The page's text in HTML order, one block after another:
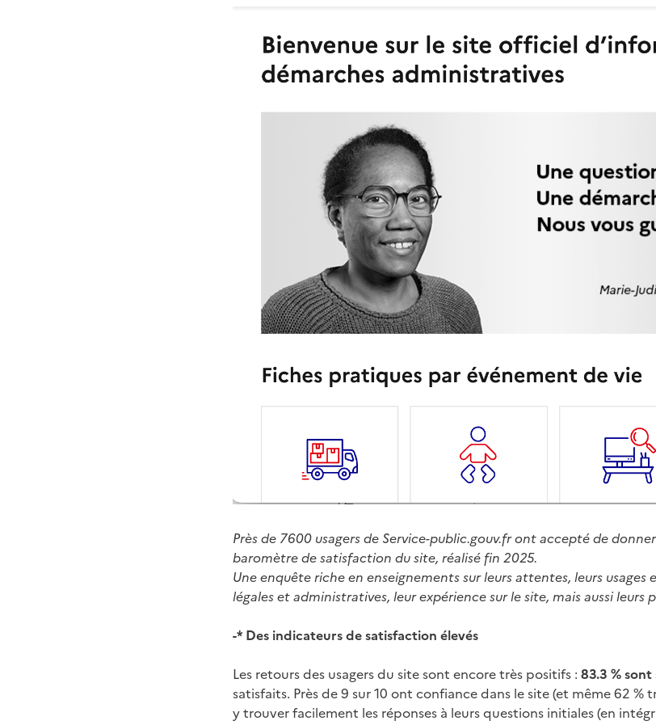
Près de 7600 usagers de Service-public.gouv.fr ont accepté de
baromètre de satisfaction du site, réalisé fin 2025.
Une enquête riche en enseignements sur leurs attentes, leurs
légales et administratives, leur expérience sur le site, mais aussi leurs
-* Des indicateurs de satisfaction élevés
Les retours des usagers du site sont encore très positifs : 83.3 %
satisfaits. Près de 9 sur 10 ont confiance dans le site (et même 62
y trouver facilement les réponses à leurs questions initiales (en